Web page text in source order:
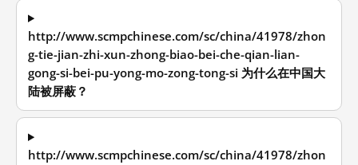
http://www.scmpchinese.com/sc/china/41978/zhon
g-tie-jian-zhi-xun-zhong-biao-bei-che-qian-lian-
gong-si-bei-pu-yong-mo-zong-tong-si 为什么在中国大
陆被屏蔽？
http://www.scmpchinese.com/sc/china/41978/zhon